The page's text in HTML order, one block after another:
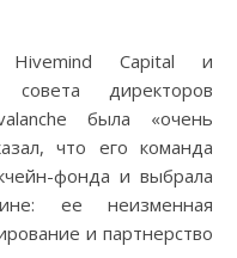
Hivemind Capital и
совета директоров
была «очень
что его команда
фонда и выбрала
ее неизменная
и партнерство